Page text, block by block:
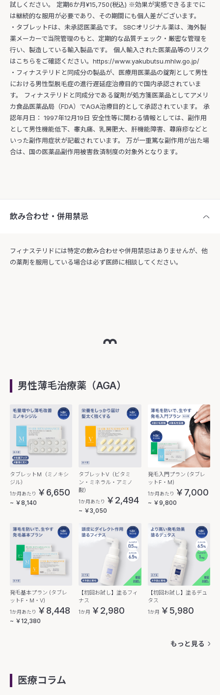
試しください。 定期6か月¥15,750(税込) ※効果が実感できるまでに
は継続的な服用が必要であり、その期間にも個人差がございます。
・タブレットFは、未承認医薬品です。 SBCオリジナル薬は、海外製
薬メーカーで当院管理のもと、定期的な品質チェック・厳密な管理を
行い、製造している輸入製品です。 個人輸入された医薬品等のリスク
はこちらをご確認ください。https://www.yakubutsu.mhlw.go.jp/
・フィナステリドと同成分の製品が、医療用医薬品の錠剤として男性
における男性型脱毛症の進行遅延症治療目的で国内承認されていま
す。 フィナステリドと同成分である錠剤が処方箋医薬品としてアメリ
カ食品医薬品局（FDA）でAGA治療目的として承認されています。 承
認年月日： 1997年12月19日 安全性等に関わる情報としては、副作用
として男性機能低下、睾丸痛、乳房肥大、肝機能障害、蕁麻疹などと
いった副作用症状が記載されています。 万が一重篤な副作用が出た場
合は、国の医薬品副作用被害救済制度の対象外となります。
飲み合わせ・併用禁忌
フィナステリドには特定の飲み合わせや併用禁忌はありませんが、他
の薬剤を服用している場合は必ず医師に相談してください。
男性薄毛治療薬（AGA）
タブレットM（ミノキシ
ジル）
1か月あたり ￥6,650
~ ￥8,140
タブレットV（ビタミ
ン・ミネラル・アミノ
酸）
1か月あたり ￥2,494
~ ￥3,050
発毛入門プラン (タブレ
ットF・M)
1か月あたり ￥7,000
~ ￥9,800
発毛基本プラン (タブレ
ットF・M・V)
1か月あたり ￥8,448
~ ￥12,380
【初回お試し】塗るフィ
ナス
1か月 ￥2,980
【初回お試し】塗るデュ
タス
1か月 ￥5,980
もっと見る
医療コラム